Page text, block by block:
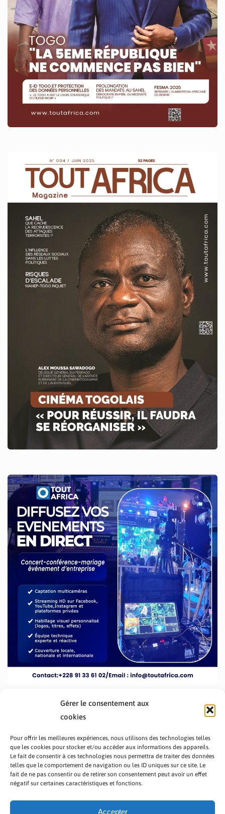
Gérer le consentement aux
cookies
Pour offrir les meilleures expériences, nous utilisons des technologies telles
que les cookies pour stocker et/ou accéder aux informations des appareils.
Le fait de consentir à ces technologies nous permettra de traiter des données
telles que le comportement de navigation ou les ID uniques sur ce site. Le
fait de ne pas consentir ou de retirer son consentement peut avoir un effet
négatif sur certaines caractéristiques et fonctions.
Accepter
PRÉSENTATION TOUTAFRICA
A PROPOS